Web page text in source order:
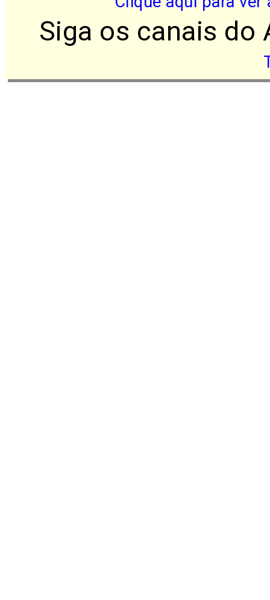
Siga os canais